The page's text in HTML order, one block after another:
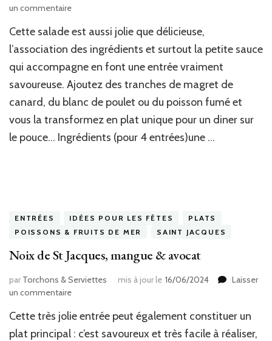
un commentairesur
clémentines,
betterave,
&
noix
Cette salade est aussi jolie que délicieuse,
l’association des ingrédients et surtout la petite sauce
qui accompagne en font une entrée vraiment
savoureuse. Ajoutez des tranches de magret de
canard, du blanc de poulet ou du poisson fumé et
vous la transformez en plat unique pour un diner sur
le pouce… Ingrédients (pour 4 entrées)une …
ENTRÉES IDÉES POUR LES FÊTES
PLATS
POISSONS & FRUITS DE MER
SAINT JACQUES
Noix de St Jacques, mangue & avocat
par Torchons & Serviettes mis à jour le 16/06/2024
Laisser
un commentairesur
de
St
Cette très jolie entrée peut également constituer un
plat principal : c’est savoureux et très facile à réaliser,